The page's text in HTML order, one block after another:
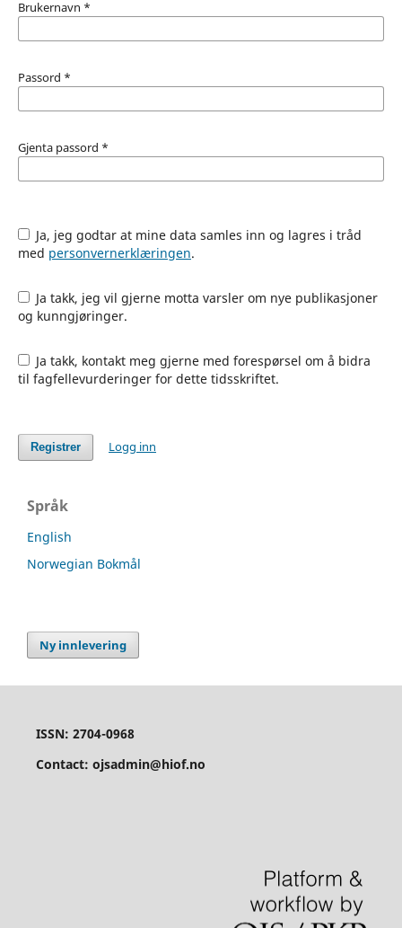
Brukernavn *
Passord *
Gjenta passord *
med personvernerklæringen.
og kunngjøringer.
til fagfellevurderinger for dette tidsskriftet.
Registrer Logg inn
Språk
English
Norwegian Bokmål
Ny innlevering
ISSN: 2704-0968
Contact: ojsadmin@hiof.no